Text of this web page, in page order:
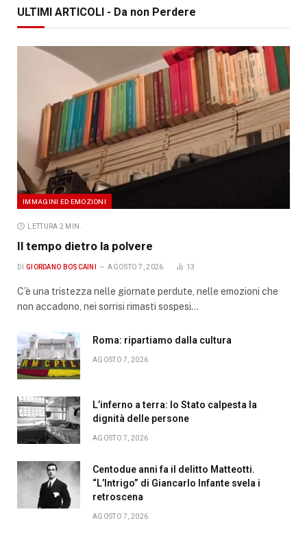
ULTIMI ARTICOLI - Da non Perdere
IMMAGINI ED EMOZIONI
LETTURA 2 MIN.
Il tempo dietro la polvere
DI GIORDANO BOSCAINI AGOSTO 7, 2026 13
C’è una tristezza nelle giornate perdute, nelle emozioni che
non accadono, nei sorrisi rimasti sospesi…
Roma: ripartiamo dalla cultura
AGOSTO 7, 2026
L’inferno a terra: lo Stato calpesta la
dignità delle persone
AGOSTO 7, 2026
Centodue anni fa il delitto Matteotti.
“L’Intrigo” di Giancarlo Infante svela i
retroscena
AGOSTO 7, 2026